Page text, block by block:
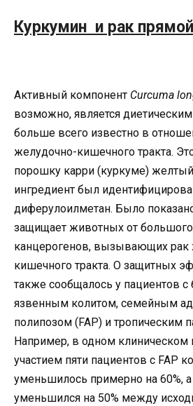
Куркумин и рак
Активный компонент Curcuma
возможно, является
больше всего известно в
желудочно-кишечного тракта.
порошку карри (куркуме)
ингредиент был
диферулоилметан. Было
защищает животных от большого
канцерогенов, вызывающих рак
кишечного тракта. О защитных
также сообщалось у пациентов
язвенным колитом, семейным
полипозом (FAP) и тропическим
Например, в одном клиническом
участием пяти пациентов с FAP
уменьшилось примерно на 60%,
уменьшился на 50% между